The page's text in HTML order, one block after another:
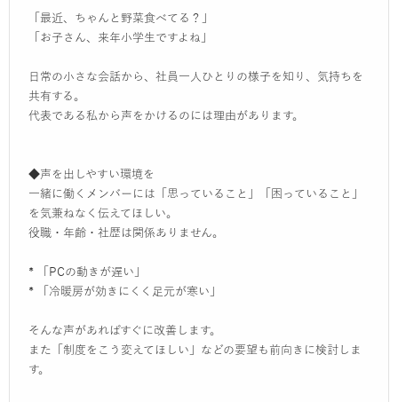
「最近、ちゃんと野菜食べてる？」
「お子さん、来年小学生ですよね」
日常の小さな会話から、社員一人ひとりの様子を知り、気持ちを
共有する。
代表である私から声をかけるのには理由があります。
◆声を出しやすい環境を
一緒に働くメンバーには「思っていること」「困っていること」
を気兼ねなく伝えてほしい。
役職・年齢・社歴は関係ありません。
* 「PCの動きが遅い」
* 「冷暖房が効きにくく足元が寒い」
そんな声があればすぐに改善します。
また「制度をこう変えてほしい」などの要望も前向きに検討しま
す。